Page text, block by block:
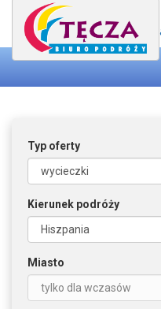
Typ oferty
Kierunek podróży
Miasto